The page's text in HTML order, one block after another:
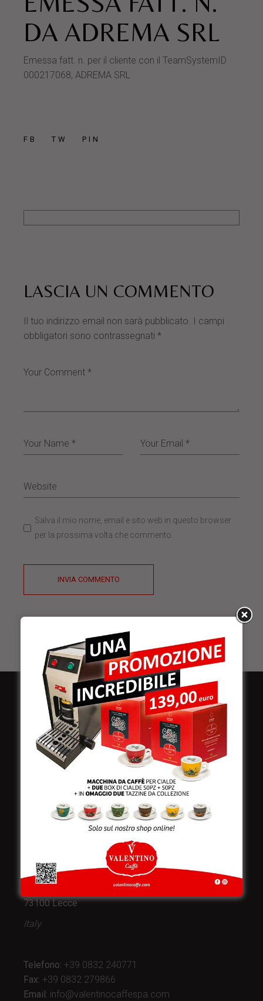
DA ADREMA SRL
Emessa fatt. n. per il cliente con il TeamSystemID
000217068, ADREMA SRL
FB TW PIN
LASCIA UN COMMENTO
Il tuo indirizzo email non sarà pubblicato. I campi
obbligatori sono contrassegnati*
Salva il mio nome, email e sito web in questo browser
per la prossima volta che commento.
INVIA COMMENTO
Valentino Caffè Spa
Viale Croazia 8 (Z.I.)
73100 Lecce
Italy
Telefono: +39 0832 240771
Fax: +39 0832 279866
Email: info@valentinocaffespa.com